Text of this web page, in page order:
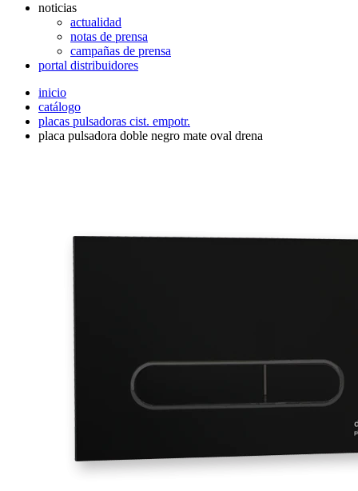
noticias
actualidad
notas de prensa
campañas de prensa
portal distribuidores
inicio
catálogo
placas pulsadoras cist. empotr.
placa pulsadora doble negro mate oval drena